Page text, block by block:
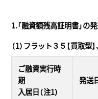
1.「融資額残高証明書」の
（1）フラット３５【買取型
ご融資実行時
期
入居日（注1）
発送